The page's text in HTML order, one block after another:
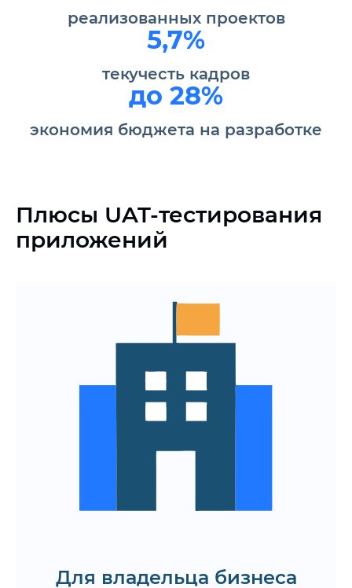
реализованных проектов
5,7%
текучесть кадров
до 28%
экономия бюджета на разработке
Плюсы UAT-тестирования
приложений
Для владельца бизнеса
Уверенность, что продукт
решает бизнес-задачи и
соответствует ожиданиям клиентов
за счёт проверки продукта перед
Подтверждение готовности проекта
стейкхолдеров
Узнайте стоимость и сроки